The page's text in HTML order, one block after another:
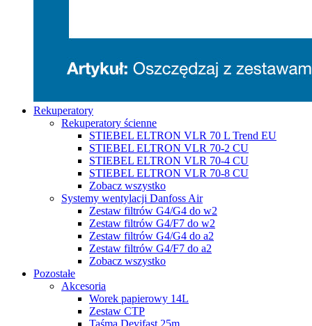
Rekuperatory
Rekuperatory ścienne
STIEBEL ELTRON VLR 70 L Trend EU
STIEBEL ELTRON VLR 70-2 CU
STIEBEL ELTRON VLR 70-4 CU
STIEBEL ELTRON VLR 70-8 CU
Zobacz wszystko
Systemy wentylacji Danfoss Air
Zestaw filtrów G4/G4 do w2
Zestaw filtrów G4/F7 do w2
Zestaw filtrów G4/G4 do a2
Zestaw filtrów G4/F7 do a2
Zobacz wszystko
Pozostałe
Akcesoria
Worek papierowy 14L
Zestaw CTP
Taśma Devifast 25m